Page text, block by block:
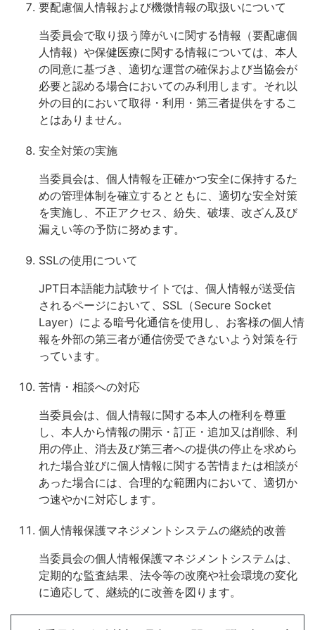
要配慮個人情報および機微情報の取扱いについて
当委員会で取り扱う障がいに関する情報（要配慮個
人情報）や保健医療に関する情報については、本人
の同意に基づき、適切な運営の確保および当協会が
必要と認める場合においてのみ利用します。それ以
外の目的において取得・利用・第三者提供をするこ
とはありません。
安全対策の実施
当委員会は、個人情報を正確かつ安全に保持するた
めの管理体制を確立するとともに、適切な安全対策
を実施し、不正アクセス、紛失、破壊、改ざん及び
漏えい等の予防に努めます。
SSLの使用について
JPT日本語能力試験サイトでは、個人情報が送受信
されるページにおいて、SSL（Secure Socket
Layer）による暗号化通信を使用し、お客様の個人情
報を外部の第三者が通信傍受できないよう対策を行
っています。
苦情・相談への対応
当委員会は、個人情報に関する本人の権利を尊重
し、本人から情報の開示・訂正・追加又は削除、利
用の停止、消去及び第三者への提供の停止を求めら
れた場合並びに個人情報に関する苦情または相談が
あった場合には、合理的な範囲内において、適切か
つ速やかに対応します。
個人情報保護マネジメントシステムの継続的改善
当委員会の個人情報保護マネジメントシステムは、
定期的な監査結果、法令等の改廃や社会環境の変化
に適応して、継続的に改善を図ります。